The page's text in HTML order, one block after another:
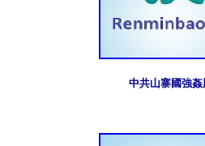
中共山寨國強姦